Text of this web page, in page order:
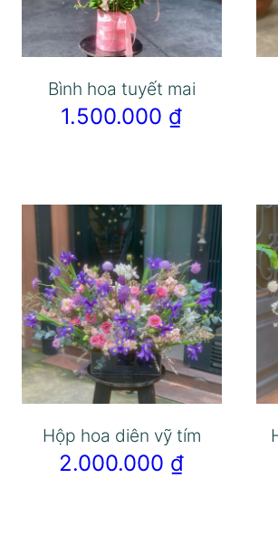
Bình hoa tuyết mai
1.500.000 ₫
Hộp hoa diên vỹ tím
2.000.000 ₫